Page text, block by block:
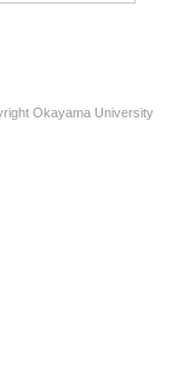
Okayama University